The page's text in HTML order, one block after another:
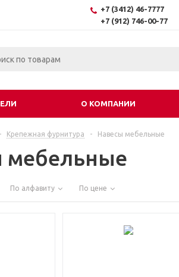
+7 (3412) 46-7777
+7 (912) 746-00-77
О КОМПАНИИ
- Крепежная фурнитура - Навесы мебельные
мебельные
По алфавиту По цене